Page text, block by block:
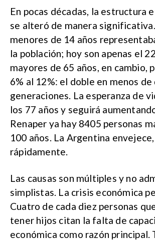
En pocas décadas, la estructura
se alteró de manera
menores de 14 años
la población; hoy son apenas el
mayores de 65 años, en cambio,
6% al 12%: el doble en menos de
generaciones. La esperanza de
los 77 años y seguirá
Renaper ya hay 8405 personas
100 años. La Argentina
rápidamente.
Las causas son múltiples y no
simplistas. La crisis económica
Cuatro de cada diez personas
tener hijos citan la falta de
económica como razón principal.